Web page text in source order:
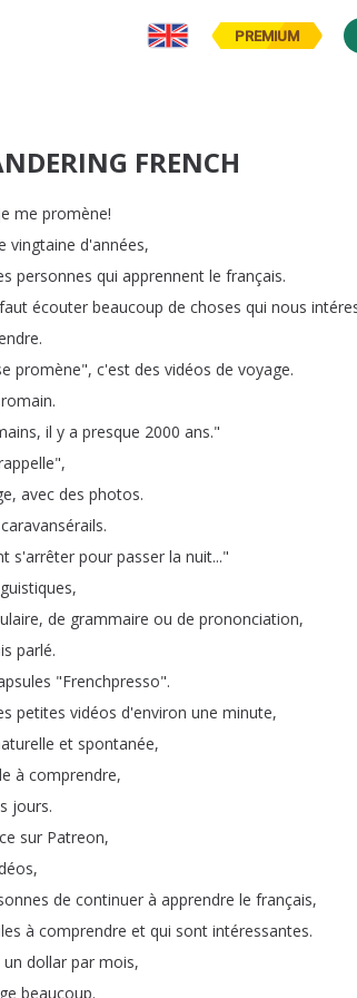
PREMIUM
FRENCH
me promène!
vingtaine d'années,
personnes qui apprennent le français.
faut écouter beaucoup de choses qui nous
.
promène", c'est des vidéos de voyage.
romain.
, il y a presque 2000 ans."
",
, avec des photos.
caravansérails.
s'arrêter pour passer la nuit..."
,
, de grammaire ou de prononciation,
parlé.
"Frenchpresso".
petites vidéos d'environ une minute,
et spontanée,
à comprendre,
jours.
sur Patreon,
,
de continuer à apprendre le français,
à comprendre et qui sont intéressantes.
un dollar par mois,
beaucoup.